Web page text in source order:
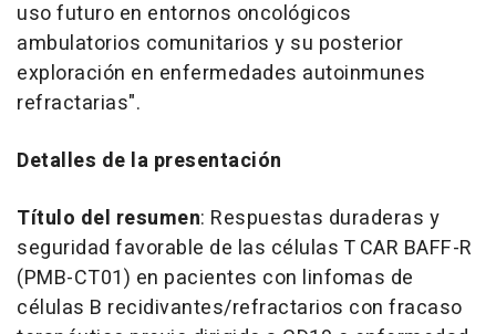
uso futuro en entornos oncológicos
ambulatorios comunitarios y su posterior
exploración en enfermedades autoinmunes
refractarias".
Detalles de la presentación
Título del resumen: Respuestas duraderas y
seguridad favorable de las células T CAR BAFF-R
(PMB-CT01) en pacientes con linfomas de
células B recidivantes/refractarios con fracaso